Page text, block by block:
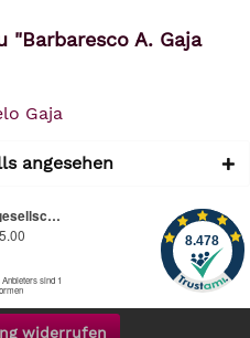
"Barbaresco A. Gaja
Gaja
angesehen
widerrufen